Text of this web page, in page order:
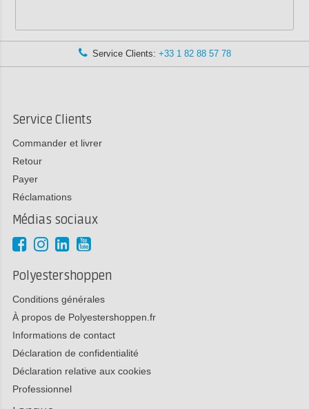
Service Clients: +33 1 82 88 57 78
Service Clients
Commander et livrer
Retour
Payer
Réclamations
Médias sociaux
Polyestershoppen
Conditions générales
À propos de Polyestershoppen.fr
Informations de contact
Déclaration de confidentialité
Déclaration relative aux cookies
Professionnel